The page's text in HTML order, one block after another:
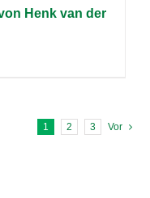
Henk van der
1 2 3 Vor